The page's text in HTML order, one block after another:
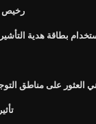
رخيص
بطاقة هدية
العثور على مناطق